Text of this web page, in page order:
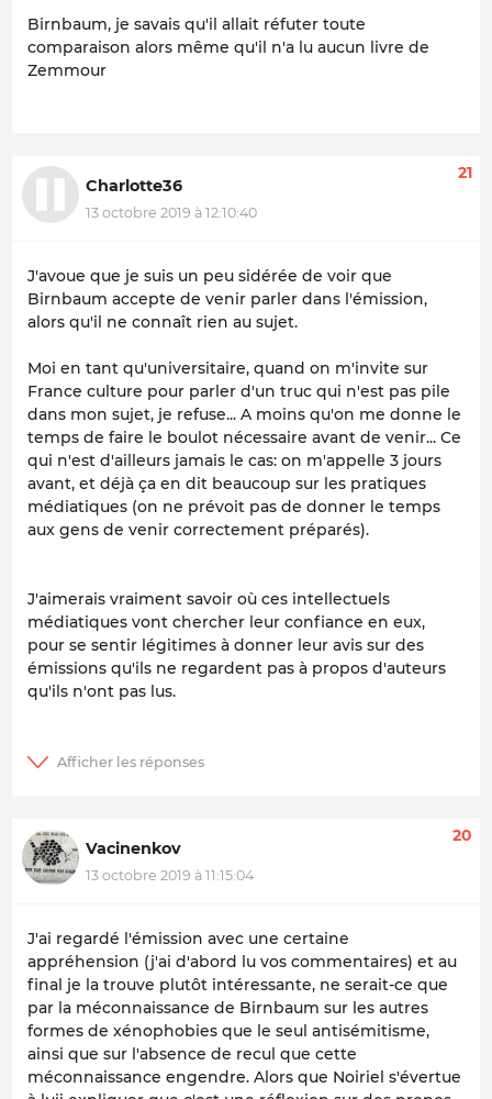
Birnbaum, je savais qu'il allait réfuter toute
comparaison alors même qu'il n'a lu aucun livre de
Zemmour
Charlotte36
13 octobre 2019 à 12:10:40
21
J'avoue que je suis un peu sidérée de voir que
Birnbaum accepte de venir parler dans l'émission,
alors qu'il ne connaît rien au sujet.
Moi en tant qu'universitaire, quand on m'invite sur
France culture pour parler d'un truc qui n'est pas pile
dans mon sujet, je refuse... A moins qu'on me donne le
temps de faire le boulot nécessaire avant de venir... Ce
qui n'est d'ailleurs jamais le cas: on m'appelle 3 jours
avant, et déjà ça en dit beaucoup sur les pratiques
médiatiques (on ne prévoit pas de donner le temps
aux gens de venir correctement préparés).
J'aimerais vraiment savoir où ces intellectuels
médiatiques vont chercher leur confiance en eux,
pour se sentir légitimes à donner leur avis sur des
émissions qu'ils ne regardent pas à propos d'auteurs
qu'ils n'ont pas lus.
Vacinenkov
13 octobre 2019 à 11:15:04
20
J'ai regardé l'émission avec une certaine
appréhension (j'ai d'abord lu vos commentaires) et au
final je la trouve plutôt intéressante, ne serait-ce que
par la méconnaissance de Birnbaum sur les autres
formes de xénophobies que le seul antisémitisme,
ainsi que sur l'absence de recul que cette
méconnaissance engendre. Alors que Noiriel s'évertue